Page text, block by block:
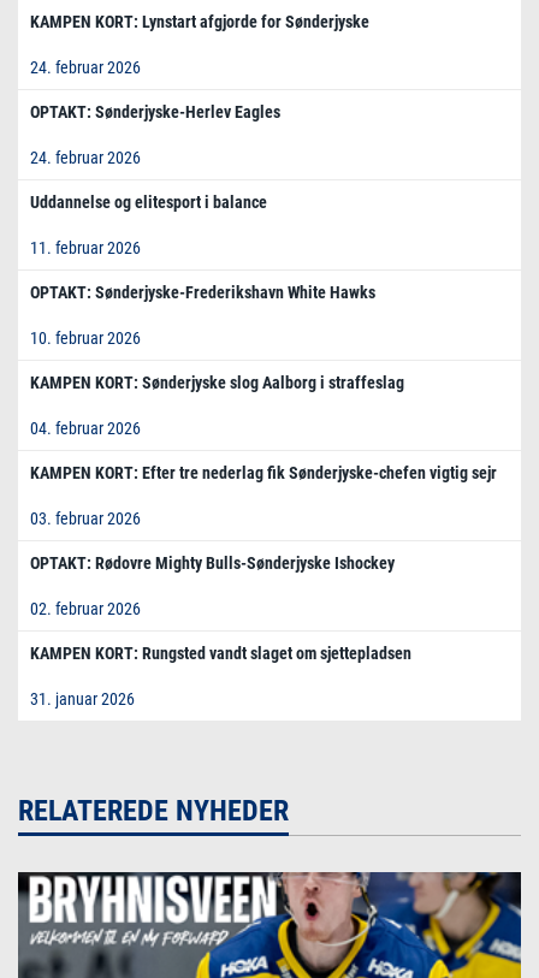
KAMPEN KORT: Lynstart afgjorde for Sønderjyske
24. februar 2026
OPTAKT: Sønderjyske-Herlev Eagles
24. februar 2026
Uddannelse og elitesport i balance
11. februar 2026
OPTAKT: Sønderjyske-Frederikshavn White Hawks
10. februar 2026
KAMPEN KORT: Sønderjyske slog Aalborg i straffeslag
04. februar 2026
KAMPEN KORT: Efter tre nederlag fik Sønderjyske-chefen vigtig sejr
03. februar 2026
OPTAKT: Rødovre Mighty Bulls-Sønderjyske Ishockey
02. februar 2026
KAMPEN KORT: Rungsted vandt slaget om sjettepladsen
31. januar 2026
RELATEREDE NYHEDER